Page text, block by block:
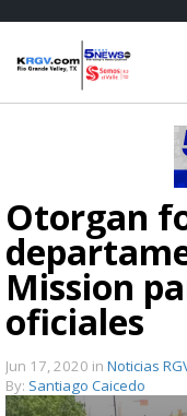
Otorgan
Mission
oficiales
Jun 17, 2020 in Noticias
By: Santiago Caicedo